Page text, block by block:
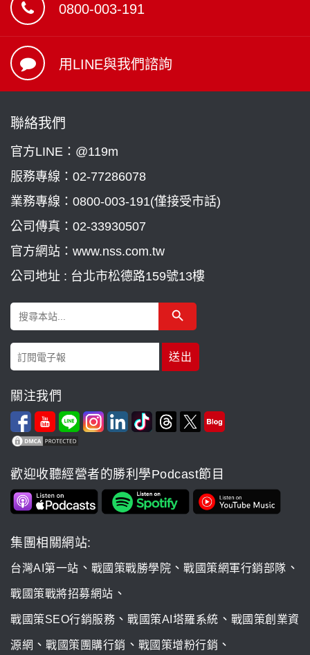
0800-003-191
用LINE與我們諮詢
聯絡我們
官方LINE：@119m
服務專線： 02-77286078
業務專線： 0800-003-191(僅接受市話)
公司傳真：02-33930507
官方網站：www.nss.com.tw
公司地址 : 台北市松德路159號13樓
Search
for:
Search Button
關注我們
歡迎收聽經營者的勝利學Podcast節目
集團相關網站:
台灣AI第一站 、 戰國策戰勝學院 、 戰國策網軍行銷部隊 、
戰國策戰將招募網站 、
戰國策SEO行銷服務 、 戰國策AI塔羅系統 、 戰國策創業資
源網 、 戰國策團購行銷 、 戰國策增粉行銷 、